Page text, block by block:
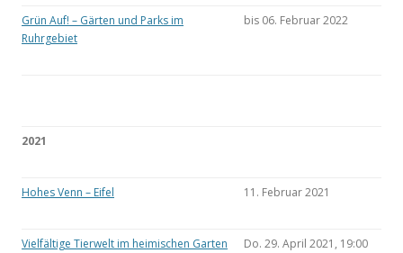
Grün Auf! – Gärten und Parks im
Ruhrgebiet
bis 06. Februar 2022
2021
Hohes Venn – Eifel 11. Februar 2021
Vielfältige Tierwelt im heimischen Garten
Do. 29. April 2021, 19:00